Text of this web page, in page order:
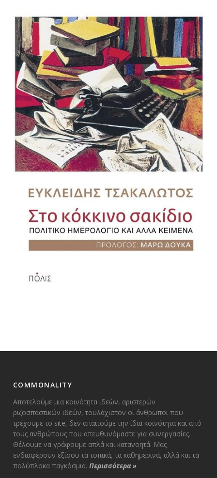
COMMONALITY
Αποτελούμε μια κοινότητα ιδεών, αριστερών
ριζοσπαστικών ιδεών, τουλάχιστον οι άνθρωποι που
τρέχουμε το site, δεν απαιτούμε την ίδια κοινότητα και από
τους ανθρώπους που απευθυνόμαστε για συνεργασίες.
Θέλουμε να γράφουμε απλά και κατανοητά. Μας
ενδιαφέρουν εξίσου τα τοπικά, τα καθημερινά, αλλά και τα
πολύπλοκα παγκόσμια. Περισσότερα»